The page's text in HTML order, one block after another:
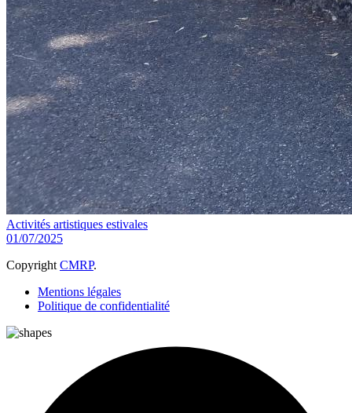
Activités artistiques estivales
01/07/2025
Copyright CMRP.
Mentions légales
Politique de confidentialité